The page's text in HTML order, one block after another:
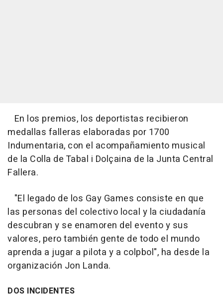
En los premios, los deportistas recibieron
medallas falleras elaboradas por 1700
Indumentaria, con el acompañamiento musical
de la Colla de Tabal i Dolçaina de la Junta Central
Fallera.
"El legado de los Gay Games consiste en que
las personas del colectivo local y la ciudadanía
descubran y se enamoren del evento y sus
valores, pero también gente de todo el mundo
aprenda a jugar a pilota y a colpbol", ha desde la
organización Jon Landa.
DOS INCIDENTES